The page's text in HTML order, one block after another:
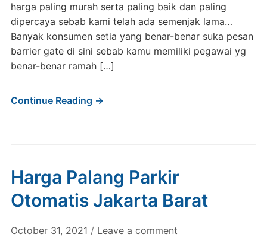
harga paling murah serta paling baik dan paling
dipercaya sebab kami telah ada semenjak lama…
Banyak konsumen setia yang benar-benar suka pesan
barrier gate di sini sebab kamu memiliki pegawai yg
benar-benar ramah […]
Continue Reading →
Harga Palang Parkir
Otomatis Jakarta Barat
October 31, 2021 / Leave a comment